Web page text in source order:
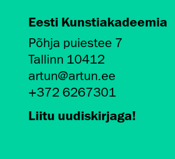
Eesti Kunstiakadeemia
Põhja puiestee 7
Tallinn 10412
artun@artun.ee
+372 6267301
Liitu uudiskirjaga!